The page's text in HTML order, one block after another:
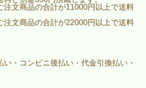
文商品の合計が11000円以上で送料
文商品の合計が22000円以上で送料
い・コンビニ後払い・代金引換払い・